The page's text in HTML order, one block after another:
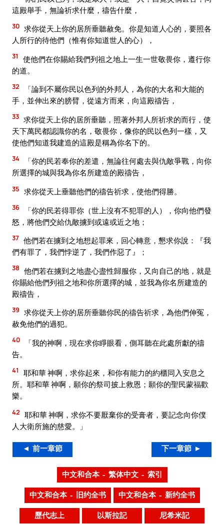
這殿舉手，無論祈求什麼，禱告什麼，
30 求你從天上你的居所垂聽赦免。你是知道人心的，要照各
人所行的待他們（惟有你知道世人的心），
31
使他們在你賜給我們列祖之地上一生一世敬畏你，遵行你
的道。
32
「論到不屬你民以色列的外邦人，為你的大名和大能的
手，並伸出來的膀臂，從遠方而來，向這殿禱告，
33 求你從天上你的居所垂聽，照著外邦人所祈求的而行，使
天下萬民都認識你的名，敬畏你，像你的民以色列一樣，又
使他們知道我建造的這殿是稱為你名下的。
34
「你的民若奉你的差遣，無論往何處去與仇敵爭戰，向你
所選擇的城與我為你名所建造的殿禱告，
35 求你從天上垂聽他們的禱告祈求，使他們得勝。
36
「你的民若得罪你（世上沒有不犯罪的人），你向他們發
怒，將他們交給仇敵擄到或遠或近之地；
37 他們若在擄到之地想起罪來，回心轉意，懇求你說：『我
們有罪了，我們悖逆了，我們作惡了』；
38 他們若在擄到之地盡心盡性歸服你，又向自己的地，就是
你賜給他們列祖之地和你所選擇的城，並我為你名所建造的
殿禱告，
39 求你從天上你的居所垂聽你民的禱告祈求，為他們伸冤，
赦免他們的過犯。
40
「我的神啊，現在求你睜眼看，側耳聽在此處所獻的禱
告。
41
耶和華 神啊，求你起來，和你有能力的約櫃同入安息之
所。耶和華 神啊，願你的祭司披上救恩；願你的聖民蒙福歡
樂。
42 耶和華 神啊，求你不要厭棄你的受膏者，要記念向你僕
人大衛所施的慈愛。」
◄ 前一章節 下一章節 ►
中文和合本 – 繁体中文 – 索引
中文和合本 – 旧约全书 中文和合本 – 新约全书
歷代志上 以斯拉記 尼希米記